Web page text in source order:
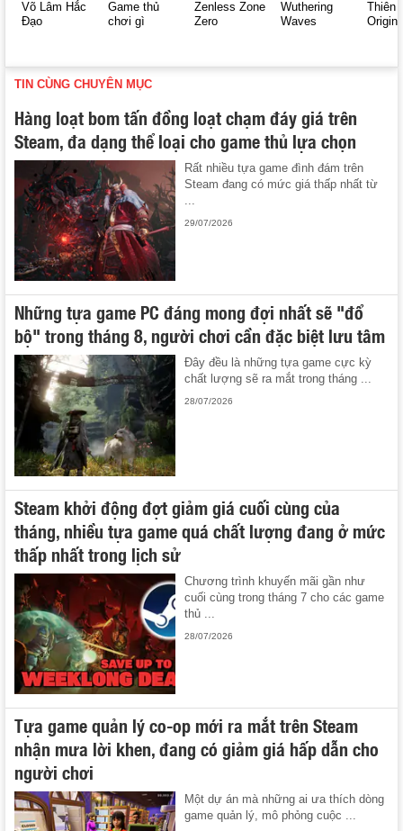
Võ Lâm Hắc
Đạo
Game thủ
chơi gì
Zenless Zone
Zero
Wuthering
Waves
Thiên
Origin
TIN CÙNG CHUYÊN MỤC
Hàng loạt bom tấn đồng loạt chạm đáy giá trên
Steam, đa dạng thể loại cho game thủ lựa chọn
Rất nhiều tựa game đình đám trên
Steam đang có mức giá thấp nhất từ
29/07/2026
Những tựa game PC đáng mong đợi nhất sẽ "đổ
bộ" trong tháng 8, người chơi cần đặc biệt lưu tâm
Đây đều là những tựa game cực kỳ
chất lượng sẽ ra mắt trong tháng ...
28/07/2026
Steam khởi động đợt giảm giá cuối cùng của
tháng, nhiều tựa game quá chất lượng đang ở mức
thấp nhất trong lịch sử
Chương trình khuyến mãi gần như
cuối cùng trong tháng 7 cho các game
thủ ...
28/07/2026
Tựa game quản lý co-op mới ra mắt trên Steam
nhận mưa lời khen, đang có giảm giá hấp dẫn cho
người chơi
Một dự án mà những ai ưa thích dòng
game quản lý, mô phỏng cuộc ...